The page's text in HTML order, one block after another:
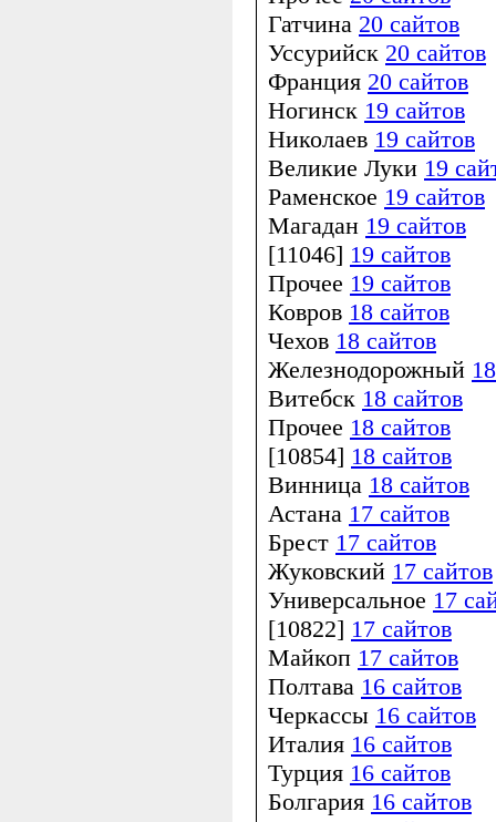
Гатчина 20 сайтов
Уссурийск 20 сайтов
Франция 20 сайтов
Ногинск 19 сайтов
Николаев 19 сайтов
Великие Луки 19
Раменское 19 сайтов
Магадан 19 сайтов
[11046] 19 сайтов
Прочее 19 сайтов
Ковров 18 сайтов
Чехов 18 сайтов
Железнодорожный
Витебск 18 сайтов
Прочее 18 сайтов
[10854] 18 сайтов
Винница 18 сайтов
Астана 17 сайтов
Брест 17 сайтов
Жуковский 17 сайтов
Универсальное 17
[10822] 17 сайтов
Майкоп 17 сайтов
Полтава 16 сайтов
Черкассы 16 сайтов
Италия 16 сайтов
Турция 16 сайтов
Болгария 16 сайтов